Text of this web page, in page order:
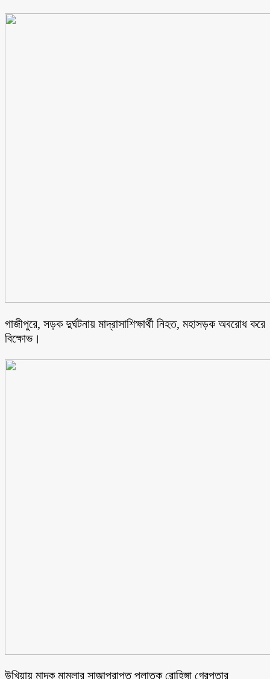
গাজীপুরে, সড়ক দুর্ঘটনায় মাদ্রাসাশিক্ষার্থী নিহত, মহাসড়ক অবরোধ করে
বিক্ষোভ।
উখিয়ায় মাদক মামলার সাজাপ্রাপ্ত পলাতক রোহিঙ্গা গ্রেপ্তার